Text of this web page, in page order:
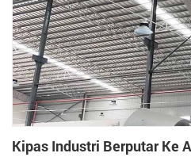
Kipas Industri Berputar Ke